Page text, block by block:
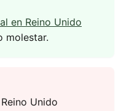
en Reino Unido
molestar.
Unido